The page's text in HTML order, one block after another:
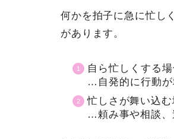
何かを拍子に急に忙し
があります。
自ら忙しくする場
…自発的に行動が
忙しさが舞い込む
…頼み事や相談、